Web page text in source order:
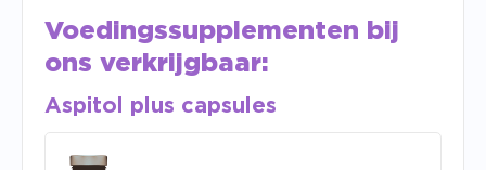
Voedingssupplementen bij
ons verkrijgbaar:
Aspitol plus capsules